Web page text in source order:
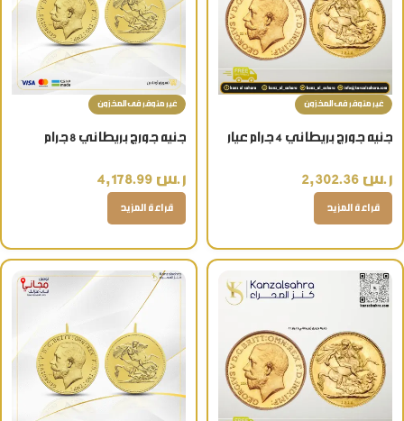
غير متوفر فى المخزون
جنيه جورج بريطاني 4 جرام عيار
ر.س
قراءة المزيد
غير متوفر فى المخزون
جنيه جورج بريطاني 8 جرام
ر.س
قراءة المزيد